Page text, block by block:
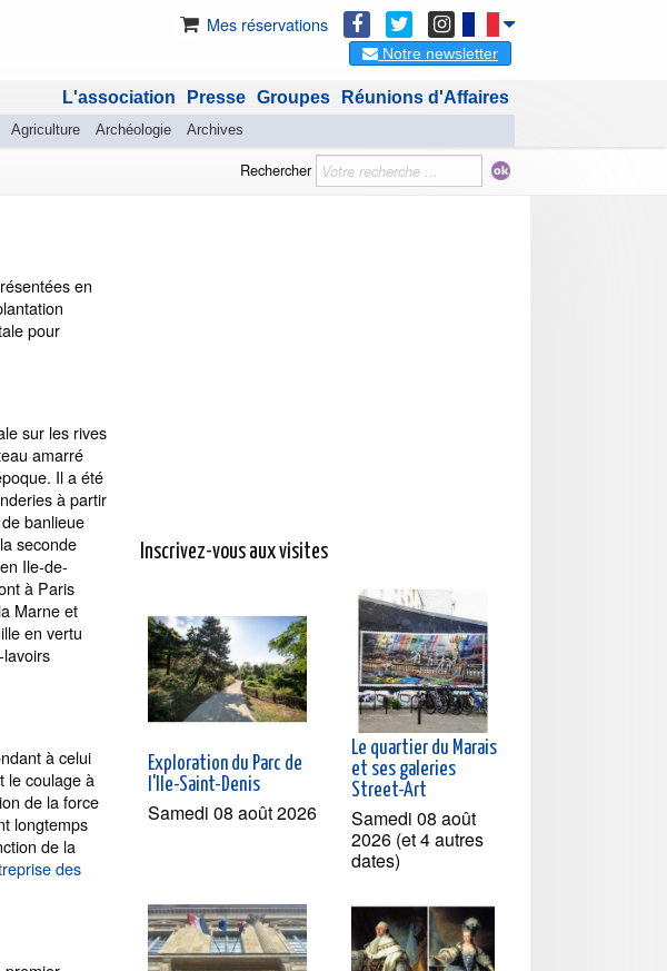
Mes réservations
Notre newsletter
Agriculture Archéologie Archives
Réunions d'Affaires
Groupes
Presse
L'association
Rechercher
en
pour
sur les rives
amarré
Il a été
à partir
banlieue
seconde
Ile-de-
à Paris
Marne et
en vertu
à celui
le coulage à
de la force
longtemps
de la
des
Inscrivez-vous aux visites
Exploration du Parc de
l'Ile-Saint-Denis
Samedi 08 août 2026
Le quartier du Marais
et ses galeries
Street-Art
Samedi 08 août
2026 (et 4 autres
dates)